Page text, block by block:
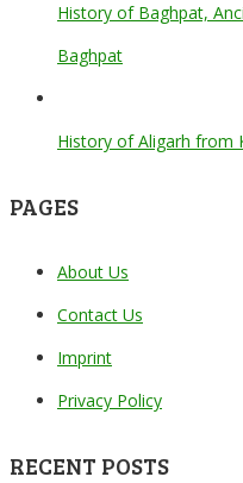
History of Baghpat,
Baghpat
History of Aligarh from
PAGES
About Us
Contact Us
Imprint
Privacy Policy
RECENT POSTS